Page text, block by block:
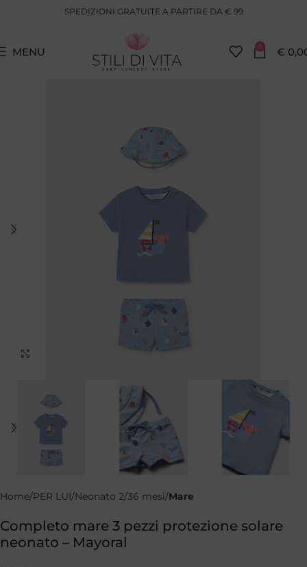
SPEDIZIONI GRATUITE A PARTIRE DA € 99
MENU 0 €
Home PER LUI Neonato 2/36 mesi Mare
Completo mare 3 pezzi protezione solare
neonato – Mayoral